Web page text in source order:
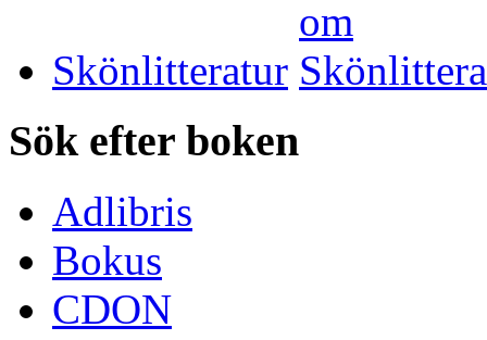
Skönlitteratur
Sök efter boken
Adlibris
Bokus
CDON